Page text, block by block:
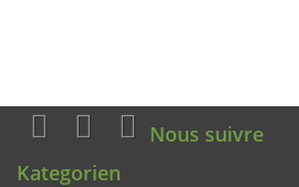
Nous suivre
Kategorien